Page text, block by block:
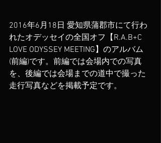
2016年6月18日 愛知県蒲郡市にて行わ
れたオデッセイの全国オフ【R.A.B+C
LOVE ODYSSEY MEETING】のアルバム
(前編)です。前編では会場内での写真
を、後編では会場までの道中で撮った
走行写真などを掲載予定です。